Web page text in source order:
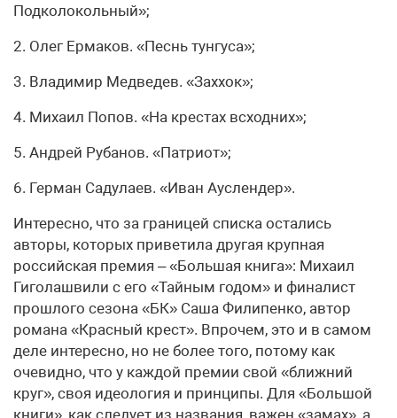
Подколокольный»;
2. Олег Ермаков. «Песнь тунгуса»;
3. Владимир Медведев. «Заххок»;
4. Михаил Попов. «На крестах всходних»;
5. Андрей Рубанов. «Патриот»;
6. Герман Садулаев. «Иван Ауслендер».
Интересно, что за границей списка остались
авторы, которых приветила другая крупная
российская премия – «Большая книга»: Михаил
Гиголашвили с его «Тайным годом» и финалист
прошлого сезона «БК» Саша Филипенко, автор
романа «Красный крест». Впрочем, это и в самом
деле интересно, но не более того, потому как
очевидно, что у каждой премии свой «ближний
круг», своя идеология и принципы. Для «Большой
книги», как следует из названия, важен «замах», а